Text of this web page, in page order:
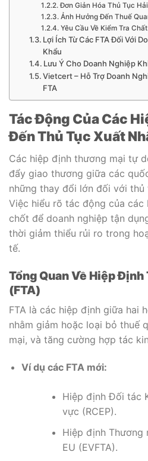
Đơn Giản Hóa Thủ Tục
Ảnh Hưởng Đến Thuế
Yêu Cầu Về Kiểm Tra
Lợi Ích Từ Các FTA Đối Với
Khẩu
Lưu Ý Cho Doanh Nghiệp
Vietcert – Hỗ Trợ Doanh
FTA
Tác Động Của Các
Đến Thủ Tục Xuất
Các hiệp định thương mại tự
đẩy giao thương giữa các
những thay đổi lớn đối với thủ
Việc hiểu rõ tác động của các
chốt để doanh nghiệp tận
thời giảm thiểu rủi ro trong
tế.
Tổng Quan Về Hiệp
(FTA)
FTA là các hiệp định giữa hai
nhằm giảm hoặc loại bỏ thuế
mại, và tăng cường hợp tác
Ví dụ các FTA mới:
Hiệp định Đối tác
vực (RCEP).
Hiệp định Thương
EU (EVFTA).